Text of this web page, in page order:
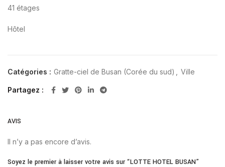
41 étages
Hôtel
Catégories : Gratte-ciel de Busan (Corée du sud) Ville
Partagez
AVIS
Il n’y a pas encore d’avis.
Soyez le premier à laisser votre avis sur “LOTTE HOTEL BUSAN”